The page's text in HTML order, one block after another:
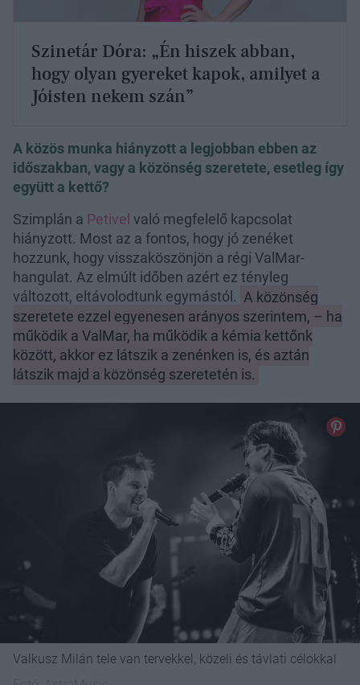
Szinetár Dóra: „Én hiszek abban,
hogy olyan gyereket kapok, amilyet a
Jóisten nekem szán”
A közös munka hiányzott a legjobban ebben az
időszakban, vagy a közönség szeretete, esetleg így
együtt a kettő?
Szimplán a Petivel való megfelelő kapcsolat
hiányzott. Most az a fontos, hogy jó zenéket
hozzunk, hogy visszaköszönjön a régi ValMar-
hangulat. Az elmúlt időben azért ez tényleg
változott, eltávolodtunk egymástól. A közönség
szeretete ezzel egyenesen arányos szerintem, – ha
működik a ValMar, ha működik a kémia kettőnk
között, akkor ez látszik a zenénken is, és aztán
látszik majd a közönség szeretetén is.
Valkusz Milán tele van tervekkel, közeli és távlati célokkal